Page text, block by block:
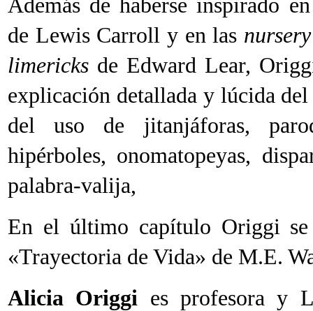
Además de haberse inspirado
de Lewis Carroll y en las
limericks de Edward Lear,
explicación detallada y lúcida
del uso de jitanjáforas,
hipérboles, onomatopeyas,
palabra-valija,
En el último capítulo Origgi
«Trayectoria de Vida» de M.E.
Alicia Origgi es profesora y